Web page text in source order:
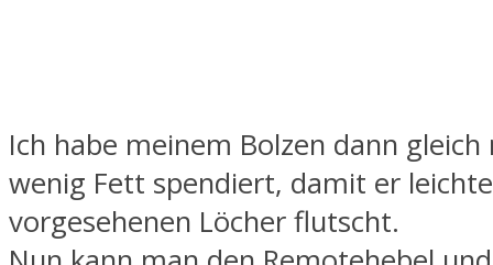
Ich habe meinem Bolzen dann gleich
wenig Fett spendiert, damit er
vorgesehenen Löcher flutscht.